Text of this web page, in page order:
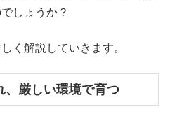
しょうか？
く解説していきます。
、厳しい環境で育つ